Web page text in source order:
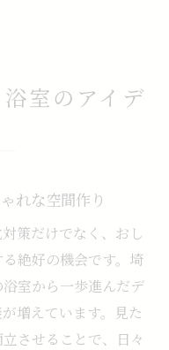
室のアイデ
れな空間作り
策だけでなく、おし
絶好の機会です。埼
室から一歩進んだデ
増えています。見た
させることで、日々